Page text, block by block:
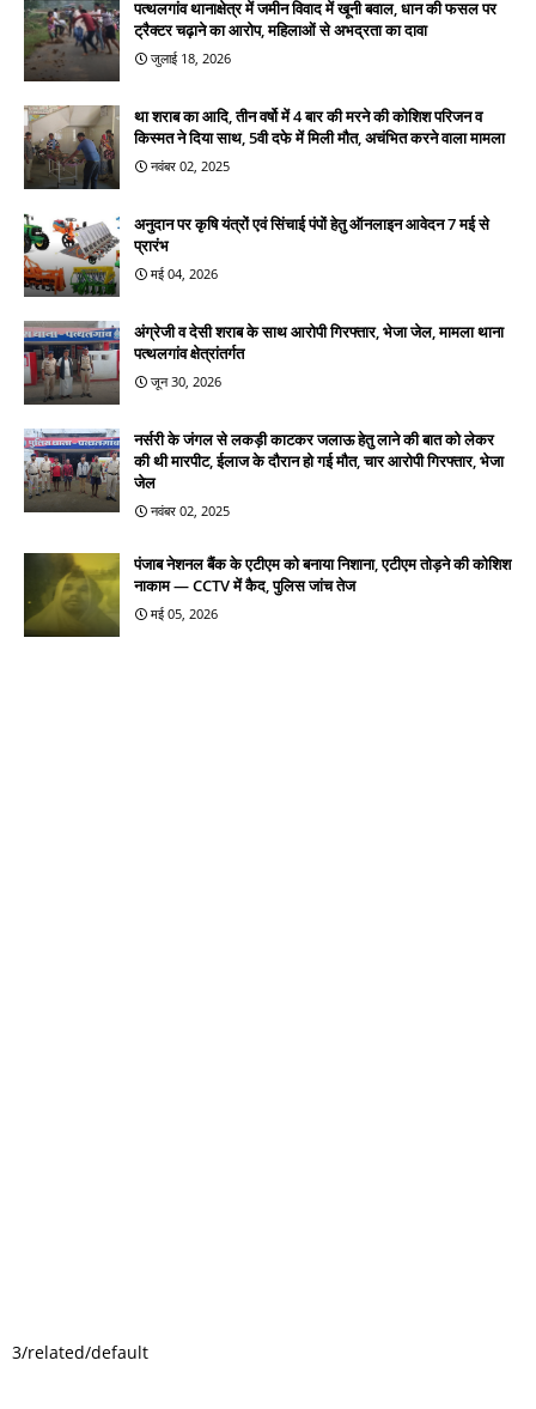
पत्थलगांव थानाक्षेत्र में जमीन विवाद में खूनी बवाल, धान की फसल पर
ट्रैक्टर चढ़ाने का आरोप, महिलाओं से अभद्रता का दावा
जुलाई 18, 2026
था शराब का आदि, तीन वर्षो में 4 बार की मरने की कोशिश परिजन व
किस्मत ने दिया साथ, 5वी दफे में मिली मौत, अचंभित करने वाला मामला
नवंबर 02, 2025
अनुदान पर कृषि यंत्रों एवं सिंचाई पंपों हेतु ऑनलाइन आवेदन 7 मई से
प्रारंभ
मई 04, 2026
अंग्रेजी व देसी शराब के साथ आरोपी गिरफ्तार, भेजा जेल, मामला थाना
पत्थलगांव क्षेत्रांतर्गत
जून 30, 2026
नर्सरी के जंगल से लकड़ी काटकर जलाऊ हेतु लाने की बात को लेकर
की थी मारपीट, ईलाज के दौरान हो गई मौत, चार आरोपी गिरफ्तार, भेजा
जेल
नवंबर 02, 2025
पंजाब नेशनल बैंक के एटीएम को बनाया निशाना, एटीएम तोड़ने की कोशिश
नाकाम — CCTV में कैद, पुलिस जांच तेज
मई 05, 2026
3/related/default